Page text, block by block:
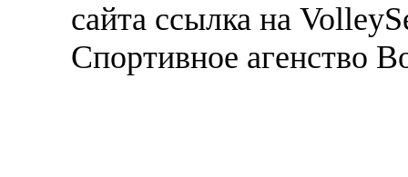
сайта ссылка на
Спортивное агенство